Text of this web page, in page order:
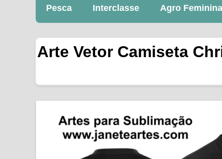
Pesca Interclasse Agro Feminina
Arte Vetor Camiseta